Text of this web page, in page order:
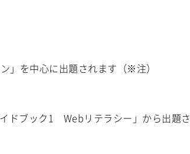
を中心に出題されます（※注）
ドブック1 Webリテラシー」から出題さ